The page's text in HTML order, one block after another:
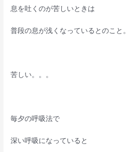
息を吐くのが苦しいときは
普段の息が浅くなっているとのこと。
苦しい。。。
毎夕の呼吸法で
深い呼吸になっていると